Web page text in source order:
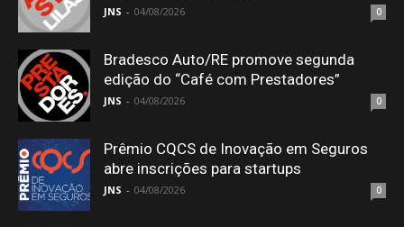
JNS - 04/08/2026 0
Bradesco Auto/RE promove segunda
edição do “Café com Prestadores”
JNS - 04/08/2026 0
Prêmio CQCS de Inovação em Seguros
abre inscrições para startups
JNS - 04/08/2026 0